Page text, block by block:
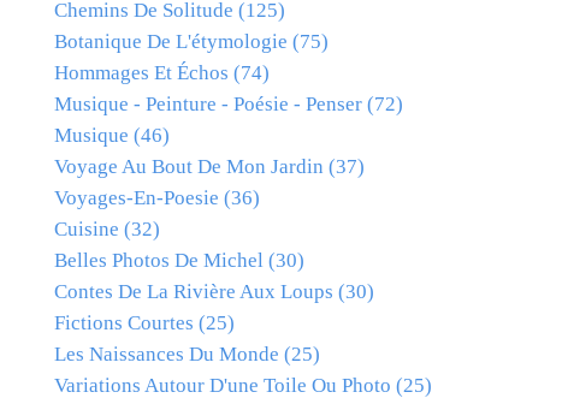
Chemins De Solitude (125)
Botanique De L'étymologie (75)
Hommages Et Échos (74)
Musique - Peinture - Poésie - Penser (72)
Musique (46)
Voyage Au Bout De Mon Jardin (37)
Voyages-En-Poesie (36)
Cuisine (32)
Belles Photos De Michel (30)
Contes De La Rivière Aux Loups (30)
Fictions Courtes (25)
Les Naissances Du Monde (25)
Variations Autour D'une Toile Ou Photo (25)